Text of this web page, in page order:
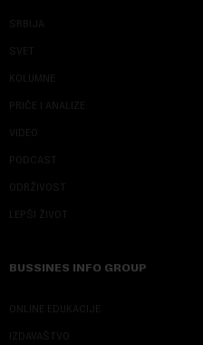
SRBIJA
SVET
KOLUMNE
PRIČE I ANALIZE
VIDEO
PODCAST
ODRŽIVOST
LEPŠI ŽIVOT
BUSSINES INFO GROUP
ONLINE EDUKACIJE
IZDAVAŠTVO